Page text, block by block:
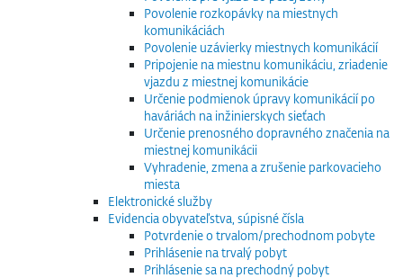
Povolenie rozkopávky na miestnych
komunikáciách
Povolenie uzávierky miestnych komunikácií
Pripojenie na miestnu komunikáciu, zriadenie
vjazdu z miestnej komunikácie
Určenie podmienok úpravy komunikácií po
haváriách na inžinierskych sieťach
Určenie prenosného dopravného značenia na
miestnej komunikácii
Vyhradenie, zmena a zrušenie parkovacieho
miesta
Elektronické služby
Evidencia obyvateľstva, súpisné čísla
Potvrdenie o trvalom/prechodnom pobyte
Prihlásenie na trvalý pobyt
Prihlásenie sa na prechodný pobyt